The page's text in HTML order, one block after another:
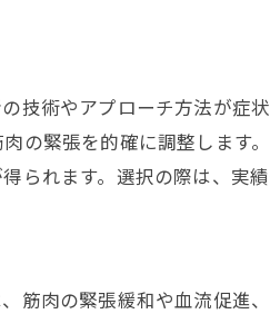
ら永福での施術が鍵
エリア施術の魅力を解説
り改善が期待できる理由
の永福町マッサージ体験談
技術やアプローチ方法が症
の緊張を的確に調整します
れます。選択の際は、実
筋肉の緊張緩和や血流促進